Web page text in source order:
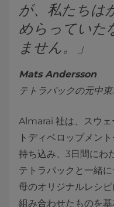
が、私たちは
めらっていた
ません。」
Mats Andersson
テトラパックの元中
Almarai 社は、スウェ
トディベロップメン
持ち込み、3日間にわ
テトラパックと一緒
母のオリジナルレシ
組み合わせたものを